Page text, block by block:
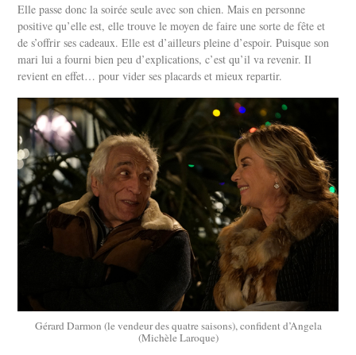
Elle passe donc la soirée seule avec son chien. Mais en personne
positive qu’elle est, elle trouve le moyen de faire une sorte de fête et
de s’offrir ses cadeaux. Elle est d’ailleurs pleine d’espoir. Puisque son
mari lui a fourni bien peu d’explications, c’est qu’il va revenir. Il
revient en effet… pour vider ses placards et mieux repartir.
Gérard Darmon (le vendeur des quatre saisons), confident d’Angela
(Michèle Laroque)